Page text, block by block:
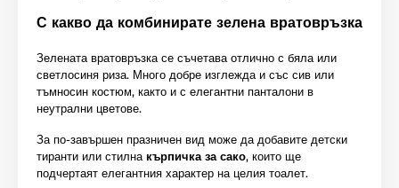
С какво да комбинирате зелена вратовръзка
Зелената вратовръзка се съчетава отлично с бяла или
светлосиня риза. Много добре изглежда и със сив или
тъмносин костюм, както и с елегантни панталони в
неутрални цветове.
За по-завършен празничен вид може да добавите детски
тиранти или стилна кърпичка за сако, които ще
подчертаят елегантния характер на целия тоалет.